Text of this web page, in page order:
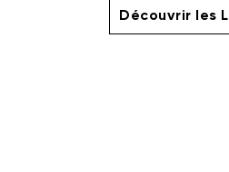
Découvrir les